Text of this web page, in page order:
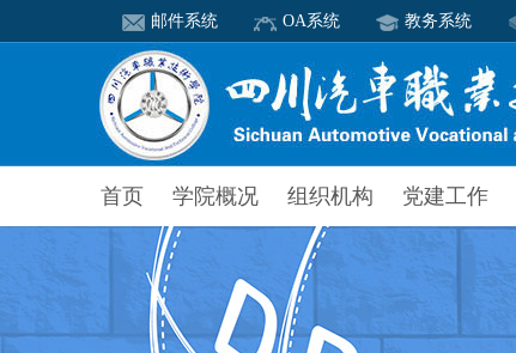
邮件系统 OA系统 教务系统
首页 学院概况 组织机构 党建工作